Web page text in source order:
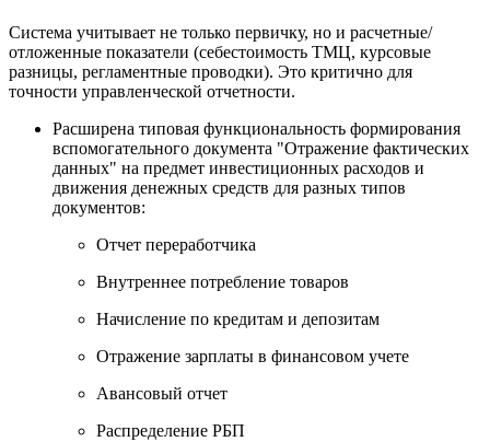
Система учитывает не только первичку, но и расчетные/
отложенные показатели (себестоимость ТМЦ, курсовые
разницы, регламентные проводки). Это критично для
точности управленческой отчетности.
Расширена типовая функциональность формирования
вспомогательного документа "Отражение фактических
данных" на предмет инвестиционных расходов и
движения денежных средств для разных типов
документов:
Отчет переработчика
Внутреннее потребление товаров
Начисление по кредитам и депозитам
Отражение зарплаты в финансовом учете
Авансовый отчет
Распределение РБП